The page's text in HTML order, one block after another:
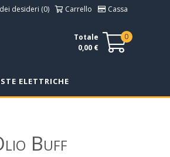
desideri (0) Carrello Cassa
0
Totale
0,00 €
ELETTRICHE
Buff